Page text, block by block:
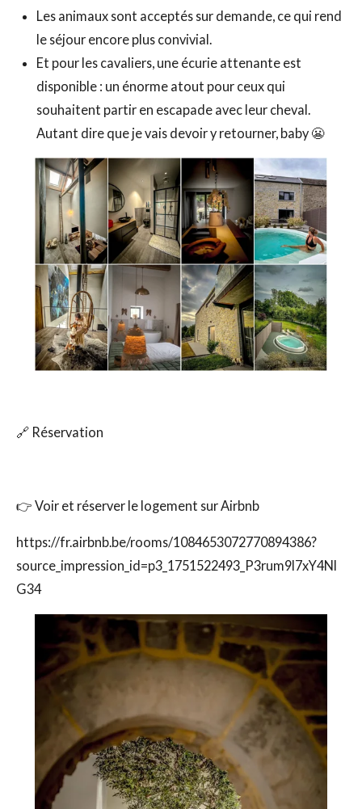
Les animaux sont acceptés sur demande, ce qui rend
le séjour encore plus convivial.
Et pour les cavaliers, une écurie attenante est
disponible : un énorme atout pour ceux qui
souhaitent partir en escapade avec leur cheval.
Autant dire que je vais devoir y retourner, baby 😬
🔗 Réservation
👉 Voir et réserver le logement sur Airbnb
https://fr.airbnb.be/rooms/1084653072770894386?
source_impression_id=p3_1751522493_P3rum9l7xY4Nl
G34